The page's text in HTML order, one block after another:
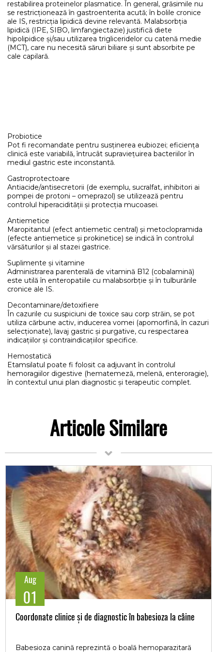
restabilirea proteinelor plasmatice. În general, grăsimile nu
se restricționează în gastroenterita acută; în bolile cronice
ale IS, restricția lipidică devine relevantă. Malabsorbția
lipidică (IPE, SIBO, limfangiectazie) justifică diete
hipolipidice și/sau utilizarea trigliceridelor cu catenă medie
(MCT), care nu necesită săruri biliare și sunt absorbite pe
cale capilară.
Probiotice
Pot fi recomandate pentru susținerea eubiozei; eficiența
clinică este variabilă, întrucât supraviețuirea bacteriilor în
mediul gastric este inconstantă.
Gastroprotectoare
Antiacide/antisecretorii (de exemplu, sucralfat, inhibitori ai
pompei de protoni – omeprazol) se utilizează pentru
controlul hiperacidității și protecția mucoasei.
Antiemetice
Maropitantul (efect antiemetic central) și metoclopramida
(efecte antiemetice și prokinetice) se indică în controlul
vărsăturilor și al stazei gastrice.
Suplimente și vitamine
Administrarea parenterală de vitamină B12 (cobalamină)
este utilă în enteropatiile cu malabsorbție și în tulburările
cronice ale IS.
Decontaminare/detoxifiere
În cazurile cu suspiciuni de toxice sau corp străin, se pot
utiliza cărbune activ, inducerea vomei (apomorfină, în cazuri
selecționate), lavaj gastric și purgative, cu respectarea
indicațiilor și contraindicațiilor specifice.
Hemostatică
Etamsilatul poate fi folosit ca adjuvant în controlul
hemoragiilor digestive (hematemeză, melenă, enteroragie),
în contextul unui plan diagnostic și terapeutic complet.
Articole Similare
Aug
01
Coordonate clinice și de diagnostic în babesioza la câine
Babesioza canină reprezintă o boală hemoparazitară